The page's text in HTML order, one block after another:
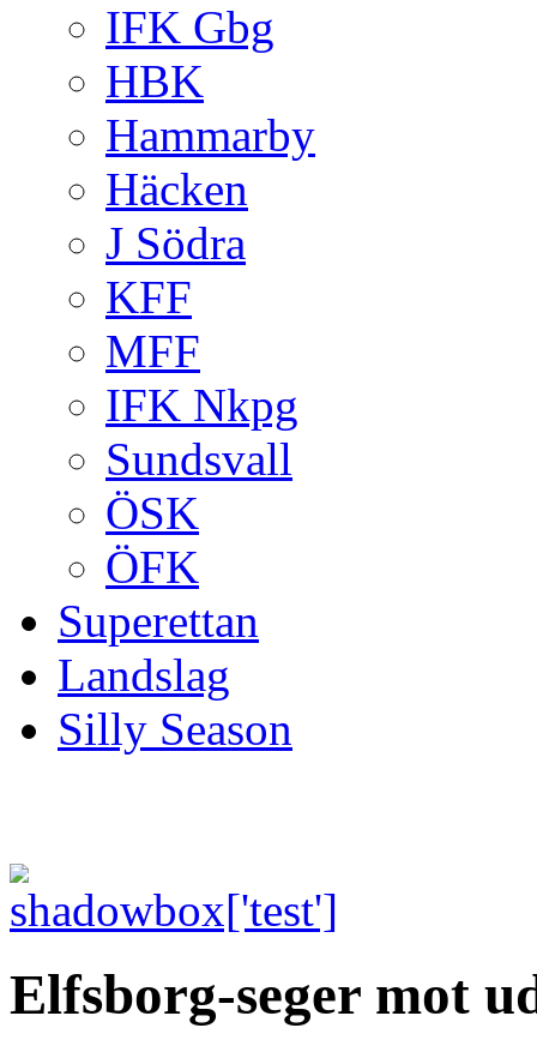
IFK Gbg
HBK
Hammarby
Häcken
J Södra
KFF
MFF
IFK Nkpg
Sundsvall
ÖSK
ÖFK
Superettan
Landslag
Silly Season
Elfsborg-seger mot